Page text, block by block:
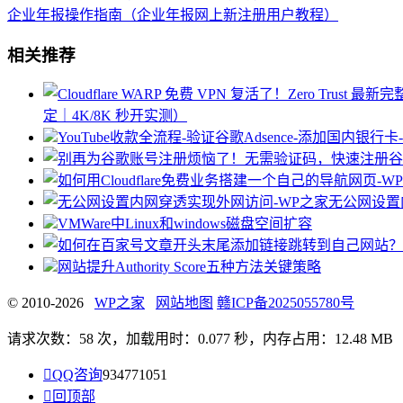
企业年报操作指南（企业年报网上新注册用户教程）
相关推荐
定｜4K/8K 秒开实测）
YouTube收款全流程-验证谷歌Adsence-添加国内银行
无公网设
VMWare中Linux和windows磁盘空间扩容
网站提升Authority Score五种方法关键策略
© 2010-2026 WP之家 网站地图 赣ICP备2025055780号
请求次数：58 次，加载用时：0.077 秒，内存占用：12.48 MB
QQ咨询934771051
 回顶部